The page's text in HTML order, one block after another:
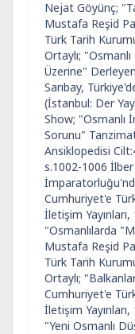
Nejat Göyünç;
Mustafa Reşid
Türk Tarih
Ortaylı;
Üzerine"
Sarıbay,
(İstanbul: Der
Show; "Osmanlı
Sorunu"
Ansiklopedisi
s.1002-1006 İlber
Cumhuriyet'e
İletişim
"Osmanlılarda
Mustafa Reşid
Türk Tarih
Ortaylı;
Cumhuriyet'e
İletişim
"Yeni Osmanlı